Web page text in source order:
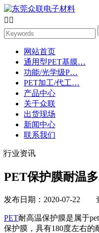
 
网站首页
通用型PET基膜…
功能/光学级P…
PET加工/代工…
产品中心
关于众联
出货现场
新闻中心
联系我们
行业资讯
PET保护膜耐温
发布日期：2020-07-22
PET耐高温保护膜是属于
保护膜，具有180度左右